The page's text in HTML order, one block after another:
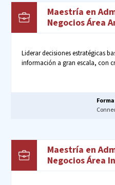
Maestría en
Negocios Área
Liderar decisiones estratégicas
información a gran escala, con
Maestría en
Negocios Área